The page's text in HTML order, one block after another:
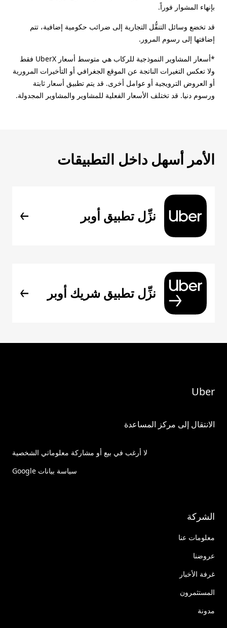
بإنهاء المشوار فوراً.
قد تخضع وسائل التنقُّل التجارية إلى ضرائب حكومية إضافية، تتم
إضافتها إلى رسوم المرور.
*أسعار المشاوير النموذجية للركاب هي متوسط أسعار UberX فقط
ولا تعكس التغيرات الناتجة عن الموقع الجغرافي أو التأخيرات المرورية
أو العروض الترويجية أو عوامل أخرى. قد يتم تطبيق أسعار ثابتة
ورسوم دنيا. قد تختلف الأسعار الفعلية للمشاوير والمشاوير المجدولة.
الأمر أسهل داخل التطبيقات
نزِّل تطبيق أوبر
نزِّل تطبيق شريك أوبر
Uber
الانتقال إلى مركز المساعدة
لا أرغب في بيع أو مشاركة معلوماتي الشخصية
سياسة بيانات Google
الشركة
معلومات عنا
عروضنا
غرفة الأخبار
المستثمرون
مدونة